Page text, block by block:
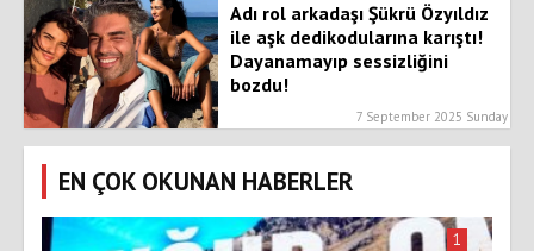
Adı rol arkadaşı Şükrü Özyıldız
ile aşk dedikodularına karıştı!
Dayanamayıp sessizliğini
bozdu!
7 September 2025 Sunday
EN ÇOK OKUNAN HABERLER
1